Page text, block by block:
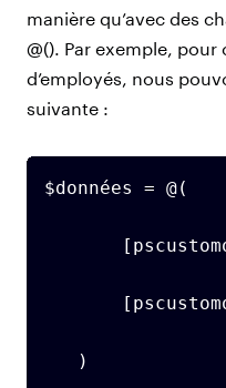
manière qu’avec des
@(). Par exemple,
d’employés, nous
suivante :
$données = @(
)